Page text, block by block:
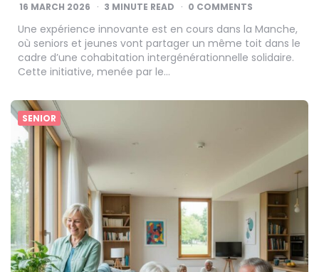
16 MARCH 2026 3 MINUTE READ 0 COMMENTS
Une expérience innovante est en cours dans la Manche,
où seniors et jeunes vont partager un même toit dans le
cadre d’une cohabitation intergénérationnelle solidaire.
Cette initiative, menée par le…
SENIOR